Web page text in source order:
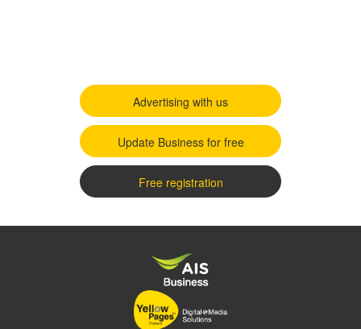
Advertising with us
Update Business for free
Free registration